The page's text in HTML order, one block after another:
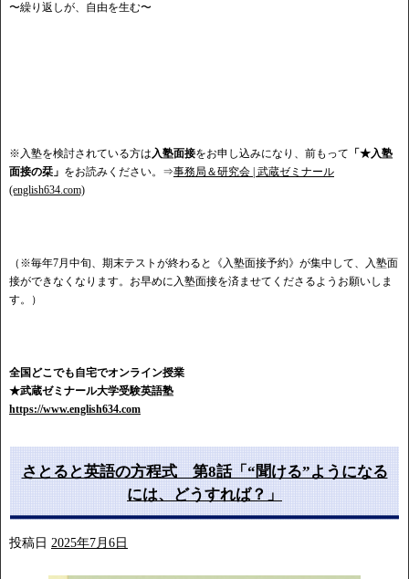
〜繰り返しが、自由を生む〜
※入塾を検討されている方は入塾面接をお申し込みになり、前もって 「★入塾
面接の栞」 をお読みください。⇒事務局＆研究会 | 武蔵ゼミナール
(english634.com)
（※毎年7月中旬、期末テストが終わると《入塾面接予約》が集中して、入塾面
接ができなくなります。お早めに入塾面接を済ませてくださるようお願いしま
す。）
全国どこでも自宅でオンライン授業
★武蔵ゼミナール大学受験英語塾
https://www.english634.com
さとると英語の方程式 第8話「“聞ける”ようになる
には、どうすれば？」
投稿日 2025年7月6日